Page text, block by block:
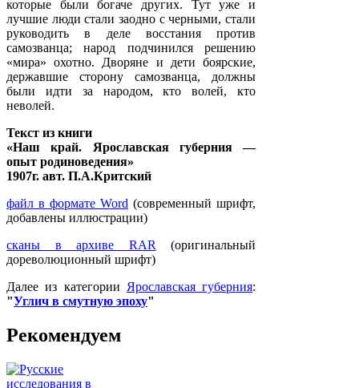
которые были богаче других. Тут уже и
лучшие люди стали заодно с черными, стали
руководить в деле восстания против
самозванца; народ подчинился решению
«мира» охотно. Дворяне и дети боярские,
державшие сторону самозванца, должны
были идти за народом, кто волей, кто
неволей.
Текст из книги
«Наш край. Ярославская губерния —
опыт родиноведения»
1907г. авт. П.А.Критский
файл в формате Word (современный шрифт,
добавлены иллюстрации)
сканы в архиве RAR (оригинальный
дореволюционный шрифт)
Далее из категории Ярославская губерния:
"Углич в смутную эпоху"
Рекомендуем